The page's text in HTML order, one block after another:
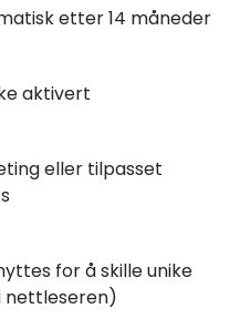
etter 14 måneder
aktivert
eller tilpasset
for å skille unike
nettleseren)